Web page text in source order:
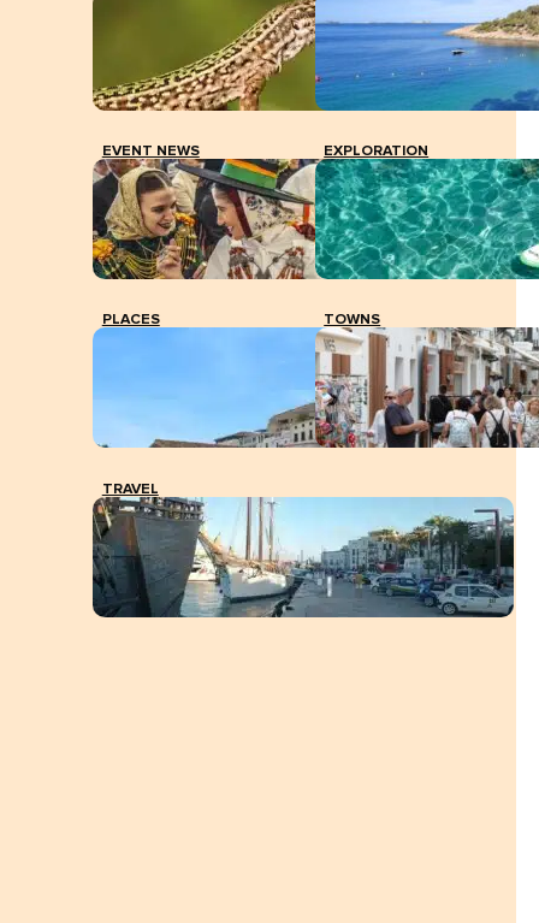
EVENT NEWS EXPLORATION
PLACES TOWNS
TRAVEL